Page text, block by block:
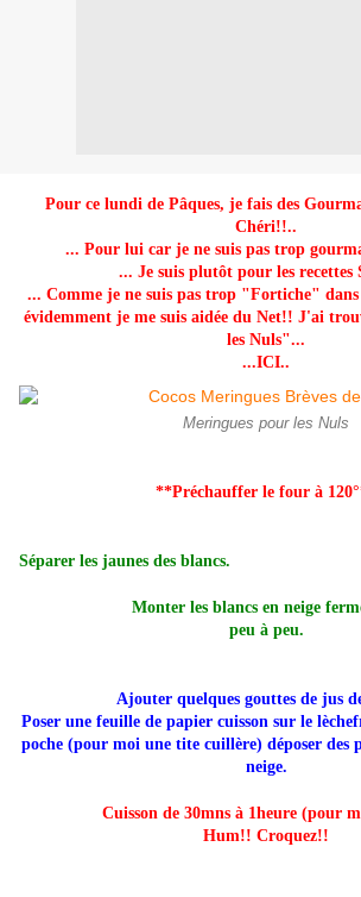
Pour ce lundi de Pâques, je fais des
Chéri!!..
... Pour lui car je ne suis pas trop
... Je suis plutôt pour les recettes
... Comme je ne suis pas trop "Fortiche" dans
évidemment je me suis aidée du Net!! J'ai
les Nuls"...
...ICI..
Meringues pour les Nuls
**Préchauffer le four à
Séparer les jaunes des blancs.
Monter les blancs en neige
peu à peu.
Ajouter quelques gouttes de jus
Poser une feuille de papier cuisson sur le
poche (pour moi une tite cuillère) déposer des
neige.
Cuisson de 30mns à 1heure (pour
Hum!! Croquez!!